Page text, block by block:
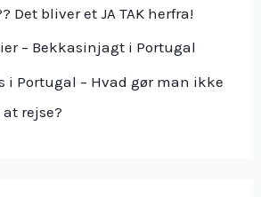
Det bliver et JA TAK herfra!
– Bekkasinjagt i Portugal
i Portugal – Hvad gør man ikke
rejse?